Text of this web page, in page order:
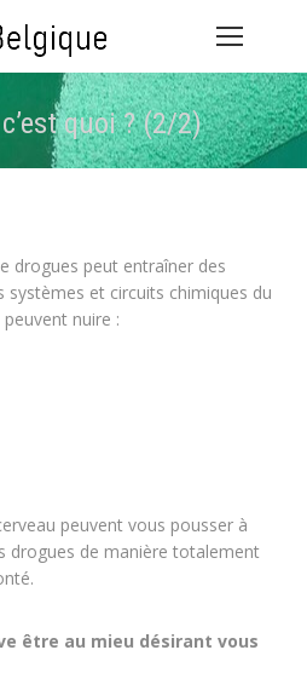
quoi ? (2/2)
Vous êtes ici :
drogues peut entraîner des
systèmes et circuits chimiques du
nuire :
peuvent vous pousser à
drogues de manière totalement
être au mieu désirant vous